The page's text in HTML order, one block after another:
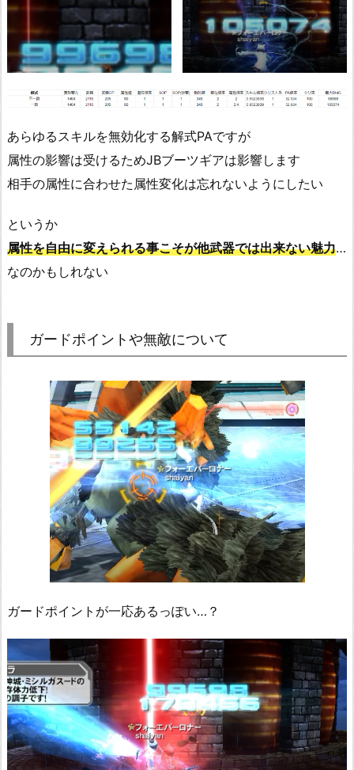
あらゆるスキルを無効化する解式PAですが
属性の影響は受けるためJBブーツギアは影響します
相手の属性に合わせた属性変化は忘れないようにしたい
というか
属性を自由に変えられる事こそが他武器では出来ない魅力…
なのかもしれない
ガードポイントや無敵について
ガードポイントが一応あるっぽい…？